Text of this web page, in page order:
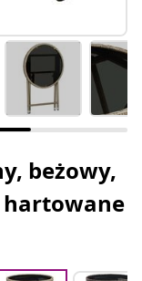
beżowy,
hartowane